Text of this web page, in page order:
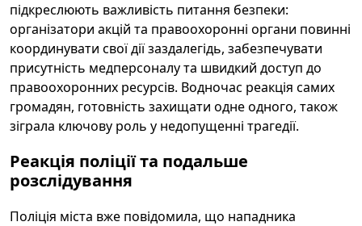
підкреслюють важливість питання безпеки:
організатори акцій та правоохоронні органи повинні
координувати свої дії заздалегідь, забезпечувати
присутність медперсоналу та швидкий доступ до
правоохоронних ресурсів. Водночас реакція самих
громадян, готовність захищати одне одного, також
зіграла ключову роль у недопущенні трагедії.
Реакція поліції та подальше
розслідування
Поліція міста вже повідомила, що нападника